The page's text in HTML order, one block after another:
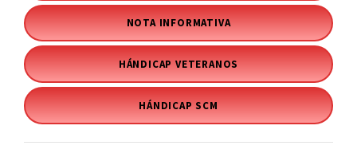
NOTA INFORMATIVA
HÁNDICAP VETERANOS
HÁNDICAP SCM